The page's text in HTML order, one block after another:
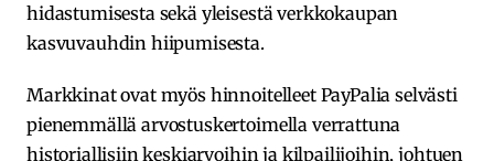
hidastumisesta sekä yleisestä verkkokaupan
kasvuvauhdin hiipumisesta.
Markkinat ovat myös hinnoitelleet PayPalia selvästi
pienemmällä arvostuskertoimella verrattuna
historiallisiin keskiarvoihin ja kilpailijoihin, johtuen